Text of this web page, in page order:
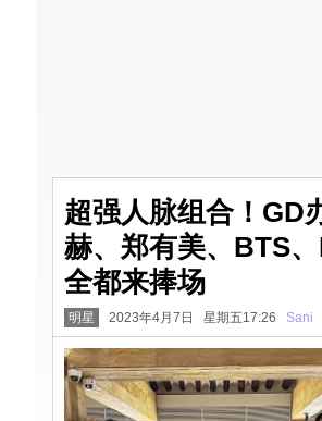
超强人脉组合！GD
赫、郑有美、BTS
全都来捧场
明星 2023年4月7日 星期五17:26 Sani